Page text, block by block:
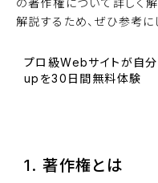
解説するため、ぜひ参考に
プロ級Webサイトが自
upを30日間無料体験
1. 著作権とは